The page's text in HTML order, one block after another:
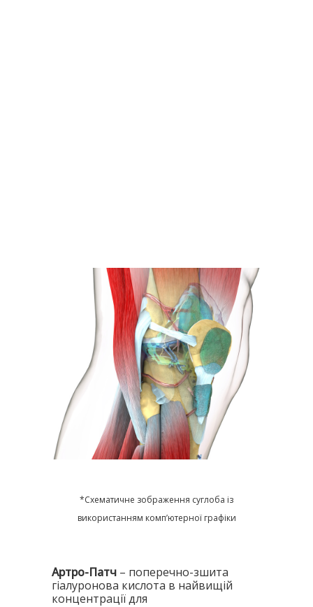
*Схематичне зображення суглоба із
використанням комп’ютерної графіки
Артро-Патч – поперечно-зшита
гіалуронова кислота в найвищій
концентрації для